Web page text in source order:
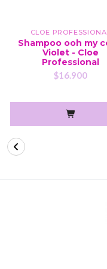
CLOE
Shampoo ooh my
Violet - Cloe
Professional
$16.900